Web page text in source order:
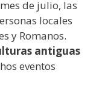
de julio, las
locales
y Romanos.
antiguas
eventos